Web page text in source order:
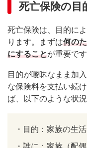
死亡保険の目
死亡保険は、目的に
ります。まずは何の
にすることが重要です
目的が曖昧なまま加
な保険料を支払い続
ば、以下のような状
・ 目的：家族の生